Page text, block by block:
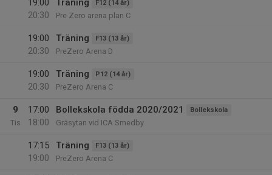
19:00
20:30
Träning F12 (14 år)
Pre Zero arena plan C
19:00
20:30
Träning F13 (13 år)
PreZero Arena D
19:00
20:30
Träning P12 (14 år)
PreZero Arena C
9
Tis
17:00
18:00
Bollekskola födda 2020/2021 Bollekskola
Gräsytan vid ICA Smedby
17:15
19:00
Träning F13 (13 år)
PreZero Arena C